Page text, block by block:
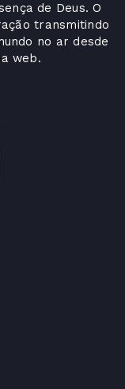
de Deus. O
transmitindo
no ar desde
web.